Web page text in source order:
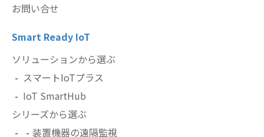
お問い合せ
Smart Ready IoT
ソリューションから選ぶ
スマートIoTプラス
IoT SmartHub
シリーズから選ぶ
装置機器の遠隔監視